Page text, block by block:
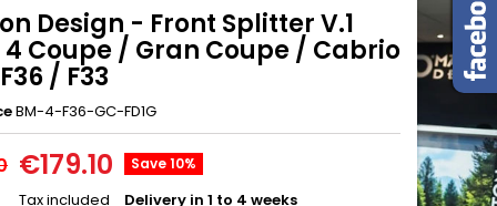
Design - Front Splitter V.1
4 Coupe / Gran Coupe / Cabrio
/ F33
BM-4-F36-GC-FD1G
€179.10 Save 10%
Tax included Delivery in 1 to 4 weeks